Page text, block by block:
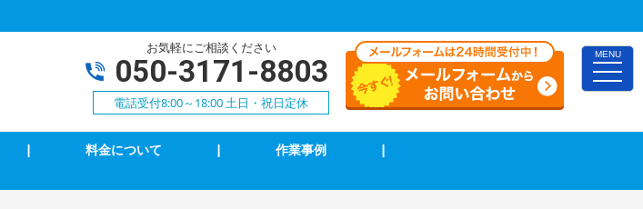
MENU
toggle
お気軽にご相談ください
050-3171-8803
電話受付8:00～18:00 土日・祝日定休
エアコン修理・取付
TVアンテナ修理・取付
| 料金について | 作業事例
|